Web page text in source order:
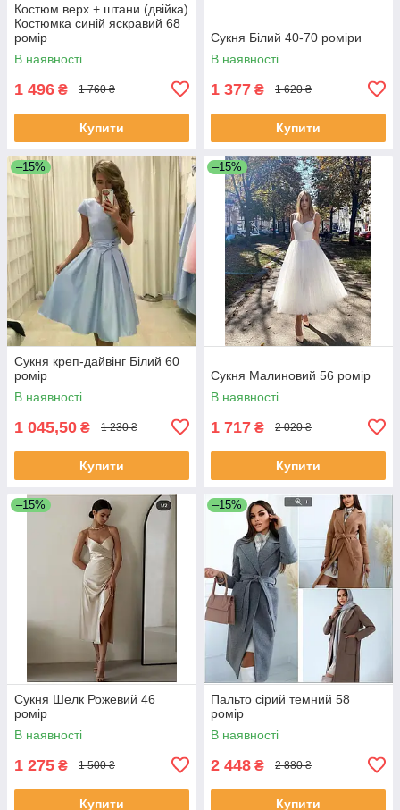
Костюм верх + штани (двійка)
Костюмка синій яскравий 68
ромір
В наявності
1 496 ₴ 1 760 ₴
Купити
Сукня Білий 40-70 роміри
В наявності
1 377 ₴ 1 620 ₴
Купити
–15%
Сукня креп-дайвінг Білий 60
ромір
В наявності
1 045,50 ₴ 1 230 ₴
Купити
–15%
Сукня Малиновий 56 ромір
В наявності
1 717 ₴ 2 020 ₴
Купити
–15%
Сукня Шелк Рожевий 46
ромір
В наявності
1 275 ₴ 1 500 ₴
Купити
–15%
Пальто сірий темний 58
ромір
В наявності
2 448 ₴ 2 880 ₴
Купити